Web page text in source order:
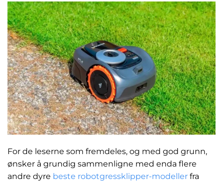
For de leserne som fremdeles, og med god grunn,
ønsker å grundig sammenligne med enda flere
andre dyre beste robotgressklipper-modeller fra